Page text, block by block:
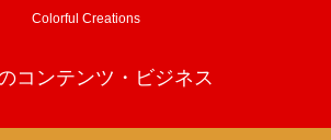
Colorful Creations
コンテンツ・ビジネス